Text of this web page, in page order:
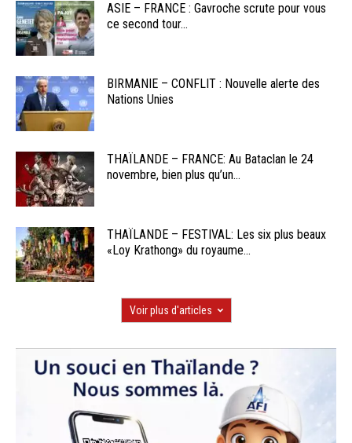
ASIE – FRANCE : Gavroche scrute pour vous
ce second tour...
BIRMANIE – CONFLIT : Nouvelle alerte des
Nations Unies
THAÏLANDE – FRANCE: Au Bataclan le 24
novembre, bien plus qu’un...
THAÏLANDE – FESTIVAL: Les six plus beaux
«Loy Krathong» du royaume...
Voir plus d'articles